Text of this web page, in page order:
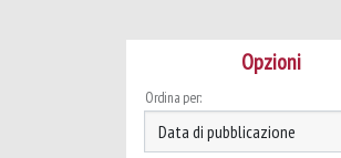
Opzioni
Ordina per: